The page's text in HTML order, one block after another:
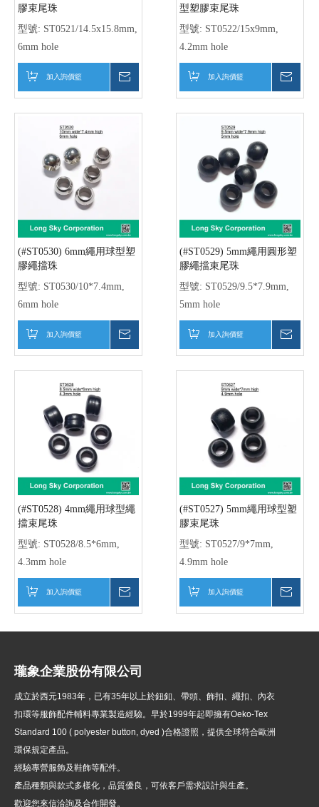
膠束尾珠
型號: ST0521/14.5x15.8mm,
6mm hole
加入詢價籃
型塑膠束尾珠
型號: ST0522/15x9mm,
4.2mm hole
加入詢價籃
(#ST0530) 6mm繩用球型塑
膠繩擋珠
型號: ST0530/10*7.4mm,
6mm hole
加入詢價籃
(#ST0529) 5mm繩用圓形塑
膠繩擋束尾珠
型號: ST0529/9.5*7.9mm,
5mm hole
加入詢價籃
(#ST0528) 4mm繩用球型繩
擋束尾珠
型號: ST0528/8.5*6mm,
4.3mm hole
加入詢價籃
(#ST0527) 5mm繩用球型塑
膠束尾珠
型號: ST0527/9*7mm,
4.9mm hole
加入詢價籃
瓏象企業股份有限公司
成立於西元1983年， 已有35年以上於鈕釦、帶頭、飾扣、繩扣、內衣
扣環等服飾配件輔料專業製造經驗。早於1999年起即擁有Oeko-Tex
Standard 100 ( polyester button, dyed )合格證照，提供全球符合歐洲
環保規定產品。
經驗專營服飾及鞋飾等配件。
產品種類與款式多樣化，品質優良，可依客戶需求設計與生產。
歡迎您來信洽詢及合作開發。